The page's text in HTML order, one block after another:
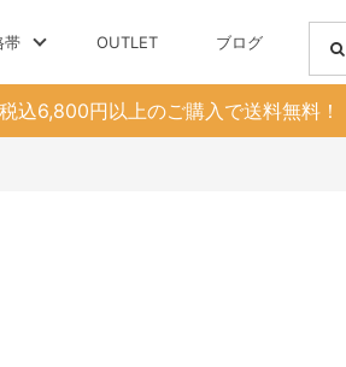
帯 OUTLET ブログ
税込6,800円以上のご購入で送料無料！